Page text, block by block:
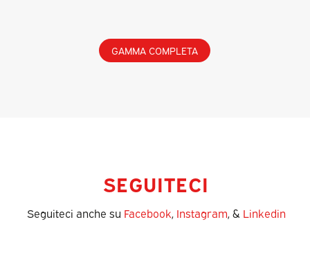
GAMMA COMPLETA
SEGUITECI
Seguiteci anche su Facebook, Instagram, & Linkedin